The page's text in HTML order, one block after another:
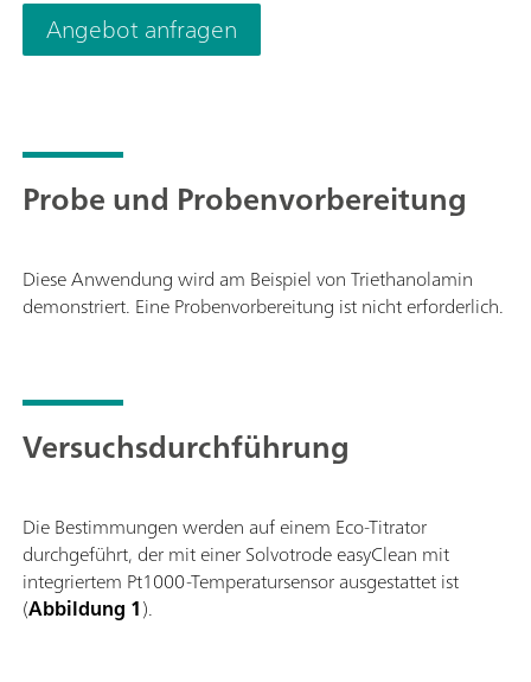
Angebot anfragen
Probe und Probenvorbereitung
Diese Anwendung wird am Beispiel von Triethanolamin
demonstriert. Eine Probenvorbereitung ist nicht erforderlich.
Versuchsdurchführung
Die Bestimmungen werden auf einem Eco-Titrator
durchgeführt, der mit einer Solvotrode easyClean mit
integriertem Pt1000-Temperatursensor ausgestattet ist
(Abbildung 1).